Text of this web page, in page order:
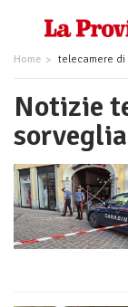
Home telecamere di
Notizie